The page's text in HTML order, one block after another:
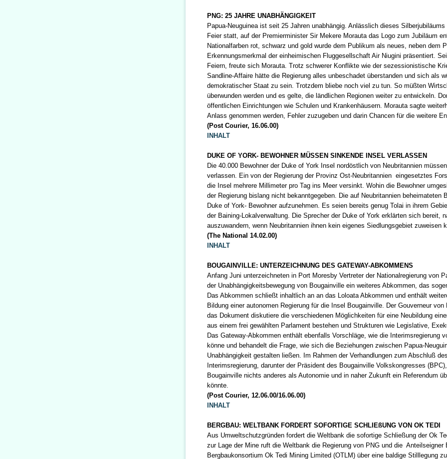
PNG: 25 JAHRE UNABHÄNGIGKEIT
Papua-Neuguinea ist seit 25 Jahren unabhängig. Anlässlich dieses
Feier statt, auf der Premierminister Sir Mekere Morauta das Logo zum Jubiläum
Nationalfarben rot, schwarz und gold wurde dem Publikum als neues, neben dem
Erkennungsmerkmal der einheimischen Fluggesellschaft Air Niugini präsentiert.
Feiern, freute sich Morauta. Trotz schwerer Konflikte wie der sezessionistische
Sandline-Affaire hätte die Regierung alles unbeschadet überstanden und sich als
demokratischer Staat zu sein. Trotzdem bliebe noch viel zu tun. So müßten
überwunden werden und es gelte, die ländlichen Regionen weiter zu entwickeln.
öffentlichen Einrichtungen wie Schulen und Krankenhäusern. Morauta sagte
Anlass genommen werden, Fehler zuzugeben und darin Chancen für die weitere
(Post Courier, 16.06.00)
INHALT
DUKE OF YORK- BEWOHNER MÜSSEN SINKENDE INSEL VERLASSEN
Die 40.000 Bewohner der Duke of York Insel nordöstlich von Neubritannien
verlassen. Ein von der Regierung der Provinz Ost-Neubritannien eingesetztes
die Insel mehrere Millimeter pro Tag ins Meer versinkt. Wohin die Bewohner
der Regierung bislang nicht bekanntgegeben. Die auf Neubritannien beheimateten
Duke of York- Bewohner aufzunehmen. Es seien bereits genug Tolai in ihrem
der Baining-Lokalverwaltung. Die Sprecher der Duke of York erklärten sich bereit,
auszuwandern, wenn Neubritannien ihnen kein eigenes Siedlungsgebiet zuweisen
(The National 14.02.00)
INHALT
BOUGAINVILLE: UNTERZEICHNUNG DES GATEWAY-ABKOMMENS
Anfang Juni unterzeichneten in Port Moresby Vertreter der Nationalregierung von
der Unabhängigkeitsbewegung von Bougainville ein weiteres Abkommen, das
Das Abkommen schließt inhaltlich an an das Loloata Abkommen und enthält
Bildung einer autonomen Regierung für die Insel Bougainville. Der Gouverneur
das Dokument diskutiere die verschiedenen Möglichkeiten für eine Neubildung
aus einem frei gewählten Parlament bestehen und Strukturen wie Legislative,
Das Gateway-Abkommen enthält ebenfalls Vorschläge, wie die Interimsregierung
könne und behandelt die Frage, wie sich die Beziehungen zwischen Papua-
Unabhängigkeit gestalten ließen. Im Rahmen der Verhandlungen zum Abschluß
Interimsregierung, darunter der Präsident des Bougainville Volkskongresses
Bougainville nichts anderes als Autonomie und in naher Zukunft ein Referendum
könnte.
(Post Courier, 12.06.00/16.06.00)
INHALT
BERGBAU: WELTBANK FORDERT SOFORTIGE SCHLIEßUNG VON OK TEDI
Aus Umweltschutzgründen fordert die Weltbank die sofortige Schließung der Ok
zur Lage der Mine ruft die Weltbank die Regierung von PNG und die
Bergbaukonsortium Ok Tedi Mining Limited (OTLM) über eine baldige Stilllegung